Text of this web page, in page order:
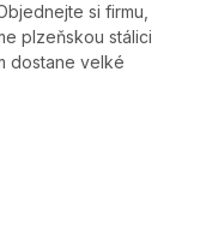
si firmu,
plzeňskou stálici
dostane velké